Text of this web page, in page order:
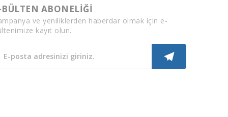
BÜLTEN ABONELİĞİ
ve yeniliklerden haberdar olmak için e-
kayıt olun.